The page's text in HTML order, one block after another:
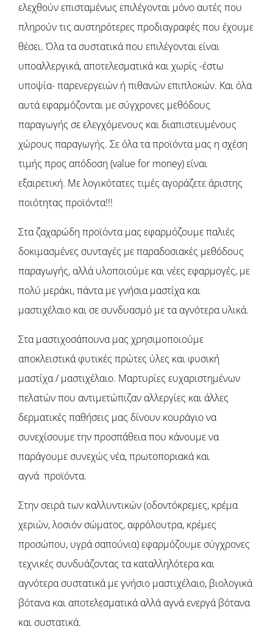
ελεχθούν επισταμένως επιλέγονται μόνο αυτές που
πληρούν τις αυστηρότερες προδιαγραφές που έχουμε
θέσει. Όλα τα συστατικά που επιλέγονται είναι
υποαλλεργικά, αποτελεσματικά και χωρίς -έστω
υποψία- παρενεργειών ή πιθανών επιπλοκών. Και όλα
αυτά εφαρμόζονται με σύγχρονες μεθόδους
παραγωγής σε ελεγχόμενους και διαπιστευμένους
χώρους παραγωγής. Σε όλα τα προϊόντα μας η σχέση
τιμής προς απόδοση (value for money) είναι
εξαιρετική. Με λογικότατες τιμές αγοράζετε άριστης
ποιότητας προϊόντα!!!
Στα ζαχαρώδη προϊόντα μας εφαρμόζουμε παλιές
δοκιμασμένες συνταγές με παραδοσιακές μεθόδους
παραγωγής, αλλά υλοποιούμε και νέες εφαρμογές, με
πολύ μεράκι, πάντα με γνήσια μαστίχα και
μαστιχέλαιο και σε συνδυασμό με τα αγνότερα υλικά.
Στα μαστιχοσάπουνα μας χρησιμοποιούμε
αποκλειστικά φυτικές πρώτες ύλες και φυσική
μαστίχα / μαστιχέλαιο. Μαρτυρίες ευχαριστημένων
πελατών που αντιμετώπιζαν αλλεργίες και άλλες
δερματικές παθήσεις μας δίνουν κουράγιο να
συνεχίσουμε την προσπάθεια που κάνουμε να
παράγουμε συνεχώς νέα, πρωτοποριακά και
αγνά προϊόντα.
Στην σειρά των καλλυντικών (οδοντόκρεμες, κρέμα
χεριών, λοσιόν σώματος, αφρόλουτρα, κρέμες
προσώπου, υγρά σαπούνια) εφαρμόζουμε σύγχρονες
τεχνικές συνδυάζοντας τα καταλληλότερα και
αγνότερα συστατικά με γνήσιο μαστιχέλαιο, βιολογικά
βότανα και αποτελεσματικά αλλά αγνά ενεργά βότανα
και συστατικά.